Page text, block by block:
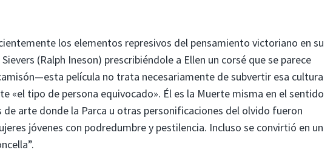
los elementos represivos del pensamiento victoriano en su
(Ralph Ineson) prescribiéndole a Ellen un corsé que se parece
película no trata necesariamente de subvertir esa cultura
«el tipo de persona equivocado». Él es la Muerte misma en el sentido
de arte donde la Parca u otras personificaciones del olvido fueron
jóvenes con podredumbre y pestilencia. Incluso se convirtió en un